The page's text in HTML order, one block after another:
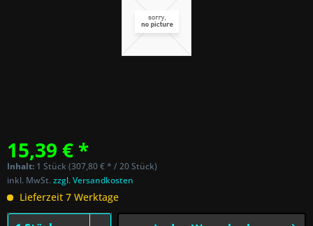
15,39 € *
Inhalt: 1 Stück (307,80 € * / 20 Stück)
inkl. MwSt.zzgl. Versandkosten
Lieferzeit 7 Werktage